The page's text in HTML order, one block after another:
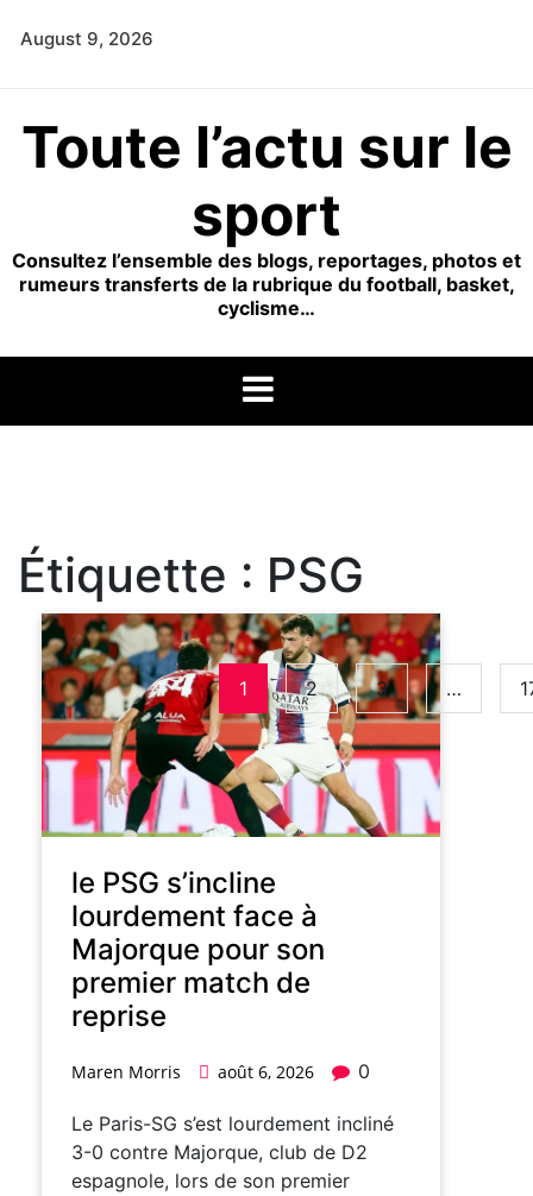
August 9, 2026
Toute l’actu sur le
sport
Consultez l’ensemble des blogs, reportages, photos et
rumeurs transferts de la rubrique du football, basket,
cyclisme…
Étiquette : PSG
le PSG s’incline
lourdement face à
Majorque pour son
premier match de
reprise
Maren Morris août 6, 2026 0
Le Paris-SG s’est lourdement incliné
3-0 contre Majorque, club de D2
espagnole, lors de son premier
1 2 3 …